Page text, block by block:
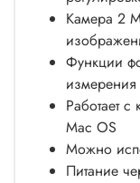
Камера 2
Функции
измерения
Работает
Mac OS
Можно
Питание